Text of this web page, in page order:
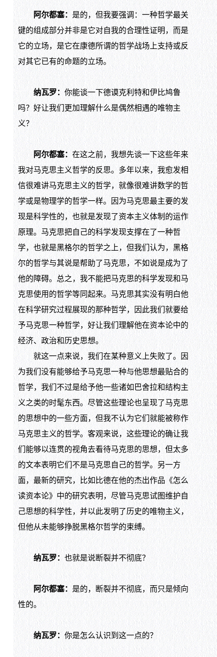
阿尔都塞： 是的，但我要强调：一种哲学最关
键的组成部分并非是它对自我的合理性证明，而是
它的立场，是它在康德所谓的哲学战场上支持或反
对其它已有的命题的立场。
纳瓦罗： 你能谈一下德谟克利特和伊比鸠鲁
吗？好让我们更加理解什么是偶然相遇的唯物主
义？
阿尔都塞： 在这之前，我想先谈一下这些年来
我对马克思主义哲学的反思。多年以来，我愈发相
信很难讲马克思主义的哲学，就像很难讲数学的哲
学或是物理学的哲学一样。因为马克思最主要的发
现是科学性的，也就是发现了资本主义体制的运作
原理。马克思把自己的科学发现支撑在了一种哲
学，也就是黑格尔的哲学之上，但我们认为，黑格
尔的哲学与其说是帮助了马克思，不如说是成为了
他的障碍。总之，我不能把马克思的科学发现和马
克思使用的哲学等同起来。马克思其实没有明白他
在科学研究过程展现的那种哲学，因此我们就要给
予马克思一种哲学，好让我们理解他在资本论中的
经济、政治和历史思想。
就这一点来说，我们在某种意义上失败了。因
为我们没有能够给予马克思一种与他思想最贴合的
哲学，我们不过是给予他一些诸如巴舍拉和结构主
义之类的时髦东西。尽管这些理论也呈现了马克思
的思想中的一些方面，但我不认为它们就能被称作
马克思主义的哲学。客观来说，这些理论的确让我
们能够以连贯的视角去看待马克思的思想，但太多
的文本表明它们不是马克思自己的哲学。另一方
面，最新的研究，比如比德在他的杰出作品《怎么
读资本论》中的研究表明，尽管马克思试图维护自
己思想的科学性，并以此发明了历史的唯物主义，
但他从未能够挣脱黑格尔哲学的束缚。
纳瓦罗： 也就是说断裂并不彻底？
阿尔都塞： 是的，断裂并不彻底，而只是倾向
性的。
纳瓦罗： 你是怎么认识到这一点的？